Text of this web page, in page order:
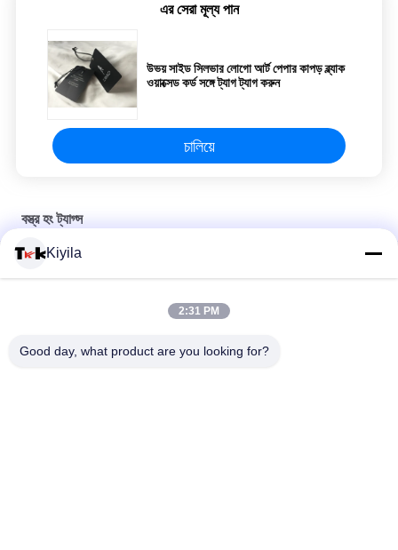
এর সেরা মূল্য পান
উভয় সাইড সিলভার লোগো আর্ট পেপার কাপড় ব্ল্যাক
ওয়াক্সেড কর্ড সঙ্গে ট্যাগ ট্যাগ করুন
চালিয়ে
বস্ত্র হং ট্যাগ্স
পোশাকের জন্য কাস্টম নিজস্ব ব্র্যান্ড লোগো পেপার পিভিসি জিন্স পেপার হ্যাংট্যাগ
কালো কাগজ কার্ড Folded পোশাক Hang ট্যাগ্স ইকো - বন্ধুত্বপূর্ণ কালি মুদ্রণ সাদা
পোশাকের জন্য পাইকারি কাস্টম পেপার লোগো সুইং হ্যাং ট্যাগ
Kiyila
2:31 PM
Good day, what product are you looking for?